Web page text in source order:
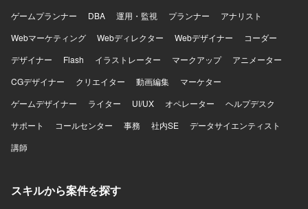
ゲームプランナー
DBA 運用・監視 プランナー
アナリスト
Webマーケティング
Webディレクター Webデザイナー
コーダー
デザイナー
Flash イラストレーター マークアップ
アニメーター
CGデザイナー
クリエイター 動画編集
マーケター
ゲームデザイナー
ライター UI/UX オペレーター
ヘルプデスク
サポート
コールセンター 事務 社内SE
データサイエンティスト
講師
スキルから案件を探す